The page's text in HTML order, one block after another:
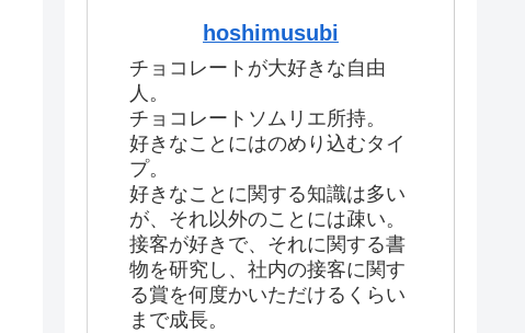
hoshimusubi
チョコレートが大好きな自由
人。
チョコレートソムリエ所持。
好きなことにはのめり込むタイ
プ。
好きなことに関する知識は多い
が、それ以外のことには疎い。
接客が好きで、それに関する書
物を研究し、社内の接客に関す
る賞を何度かいただけるくらい
まで成長。